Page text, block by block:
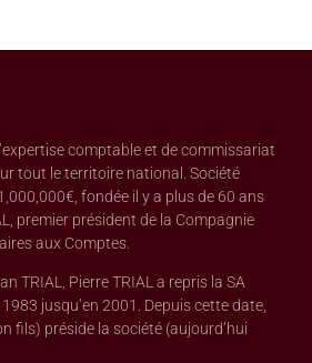
comptable et de commissariat
tout le territoire national. Société
fondée il y a plus de 60 ans
premier président de la Compagnie
aux Comptes.
TRIAL, Pierre TRIAL a repris la SA
jusqu’en 2001. Depuis cette date,
fils) préside la société (aujourd’hui